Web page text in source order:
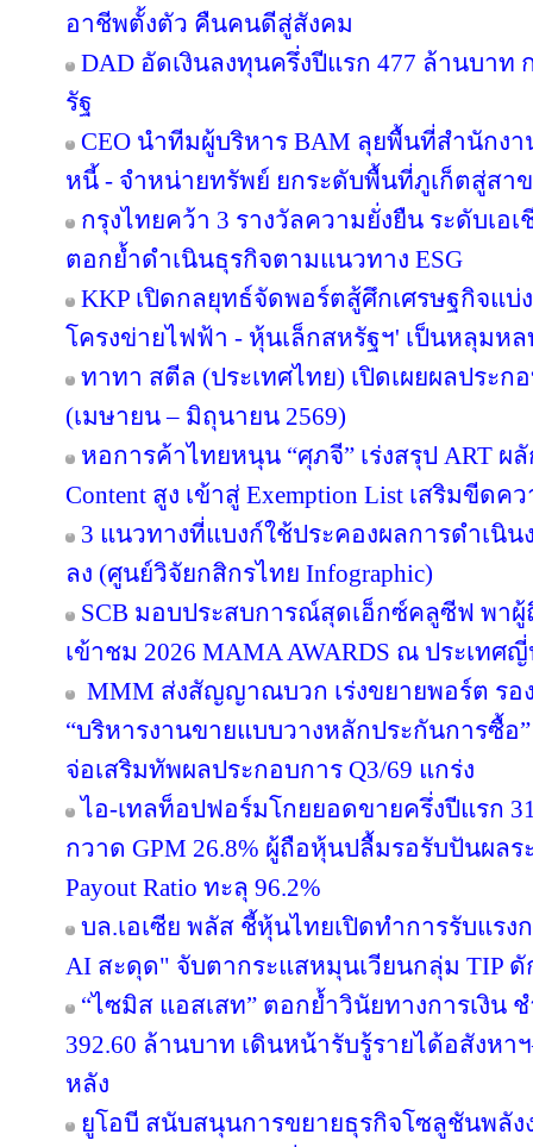
อาชีพตั้งตัว คืนคนดีสู่สังคม
DAD อัดเงินลงทุนครึ่งปีแรก 477 ล้านบาท
รัฐ
CEO นำทีมผู้บริหาร BAM ลุยพื้นที่สำนักงา
หนี้ - จำหน่ายทรัพย์ ยกระดับพื้นที่ภูเก็ตสู่ส
กรุงไทยคว้า 3 รางวัลความยั่งยืน ระดับเอเ
ตอกย้ำดำเนินธุรกิจตามแนวทาง ESG
KKP เปิดกลยุทธ์จัดพอร์ตสู้ศึกเศรษฐกิจแบ่
โครงข่ายไฟฟ้า - หุ้นเล็กสหรัฐฯ' เป็นหลุมห
ทาทา สตีล (ประเทศไทย) เปิดเผยผลประก
(เมษายน – มิถุนายน 2569)
หอการค้าไทยหนุน “ศุภจี” เร่งสรุป ART
Content สูง เข้าสู่ Exemption List เสริมขีด
3 แนวทางที่แบงก์ใช้ประคองผลการดำเนิ
ลง (ศูนย์วิจัยกสิกรไทย Infographic)
SCB มอบประสบการณ์สุดเอ็กซ์คลูซีฟ พาผู้
เข้าชม 2026 MAMA AWARDS ณ ประเท
MMM ส่งสัญญาณบวก เร่งขยายพอร์ต รอ
“บริหารงานขายแบบวางหลักประกันการซื้อ
จ่อเสริมทัพผลประกอบการ Q3/69 แกร่ง
ไอ-เทลท็อปฟอร์มโกยยอดขายครึ่งปีแรก
กวาด GPM 26.8% ผู้ถือหุ้นปลื้มรอรับปันผล
Payout Ratio ทะลุ 96.2%
บล.เอเซีย พลัส ชี้หุ้นไทยเปิดทำการรับแร
AI สะดุด" จับตากระแสหมุนเวียนกลุ่ม TIP ดั
“ไซมิส แอสเสท” ตอกย้ำวินัยทางการเงิน
392.60 ล้านบาท เดินหน้ารับรู้รายได้อสังหา
หลัง
ยูโอบี สนับสนุนการขยายธุรกิจโซลูชันพลังง